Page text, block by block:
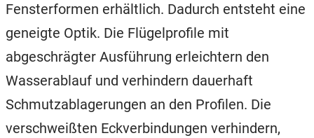
Fensterformen erhältlich. Dadurch entsteht eine
geneigte Optik. Die Flügelprofile mit
abgeschrägter Ausführung erleichtern den
Wasserablauf und verhindern dauerhaft
Schmutzablagerungen an den Profilen. Die
verschweißten Eckverbindungen verhindern,